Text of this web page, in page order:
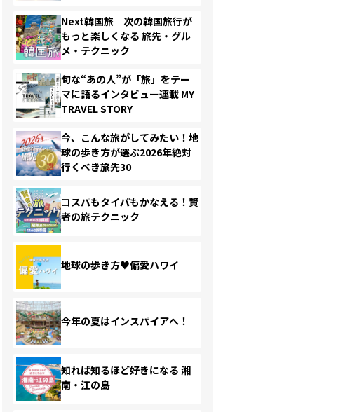
Next韓国旅 次の韓国旅行が
もっと楽しくなる 旅先・グル
メ・テクニック
旬な“あの人”が「旅」をテー
マに語るインタビュー連載 MY
TRAVEL STORY
今、こんな旅がしてみたい！地
球の歩き方が選ぶ2026年絶対
行くべき旅先30
コスパもタイパもかなえる！賢
者の旅テクニック
地球の歩き方♥偏愛ハワイ
今年の夏はインスパイアへ！
知れば知るほど好きになる 湘
南・江の島